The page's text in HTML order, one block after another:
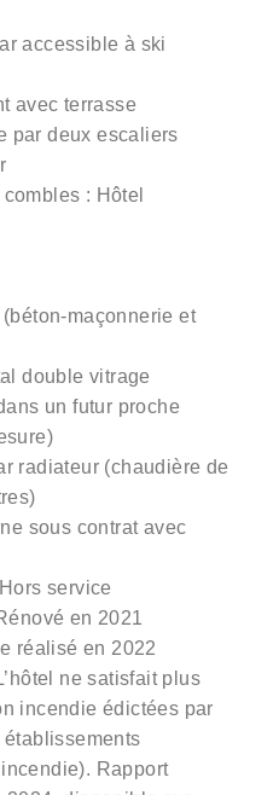
accessible à ski
avec terrasse
par deux escaliers
: Hôtel
maçonnerie et
double vitrage
un futur proche
radiateur (chaudière de
sous contrat avec
service
en 2021
réalisé en 2022
ne satisfait plus
incendie édictées par
établissements
Rapport